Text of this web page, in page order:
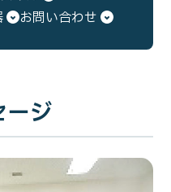
お問い合わせ
ジ